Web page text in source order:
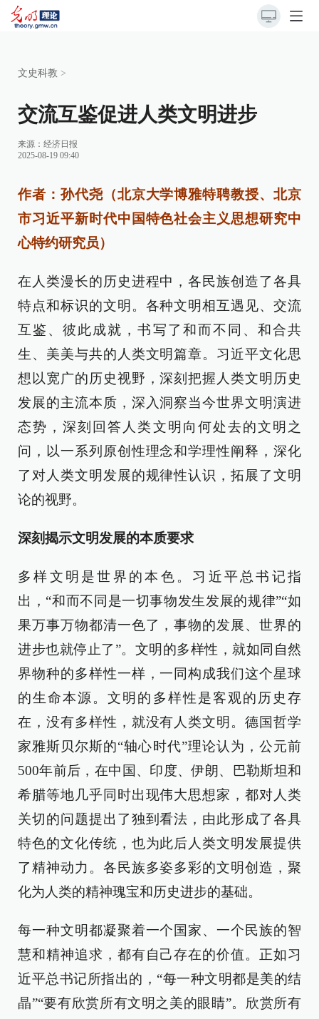
文史科教 >
交流互鉴促进人类文明进步
来源： 经济日报
2025-08-19 09:40
作者：孙代尧（北京大学博雅特聘教授、北京
市习近平新时代中国特色社会主义思想研究中
心特约研究员）
在人类漫长的历史进程中，各民族创造了各具
特点和标识的文明。各种文明相互遇见、交流
互鉴、彼此成就，书写了和而不同、和合共
生、美美与共的人类文明篇章。习近平文化思
想以宽广的历史视野，深刻把握人类文明历史
发展的主流本质，深入洞察当今世界文明演进
态势，深刻回答人类文明向何处去的文明之
问，以一系列原创性理念和学理性阐释，深化
了对人类文明发展的规律性认识，拓展了文明
论的视野。
深刻揭示文明发展的本质要求
多样文明是世界的本色。习近平总书记指
出，“和而不同是一切事物发生发展的规律”“如
果万事万物都清一色了，事物的发展、世界的
进步也就停止了”。文明的多样性，就如同自然
界物种的多样性一样，一同构成我们这个星球
的生命本源。文明的多样性是客观的历史存
在，没有多样性，就没有人类文明。德国哲学
家雅斯贝尔斯的“轴心时代”理论认为，公元前
500年前后，在中国、印度、伊朗、巴勒斯坦和
希腊等地几乎同时出现伟大思想家，都对人类
关切的问题提出了独到看法，由此形成了各具
特色的文化传统，也为此后人类文明发展提供
了精神动力。各民族多姿多彩的文明创造，聚
化为人类的精神瑰宝和历史进步的基础。
每一种文明都凝聚着一个国家、一个民族的智
慧和精神追求，都有自己存在的价值。正如习
近平总书记所指出的，“每一种文明都是美的结
晶”“要有欣赏所有文明之美的眼睛”。欣赏所有